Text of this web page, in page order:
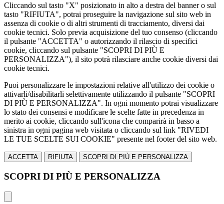
Cliccando sul tasto "X" posizionato in alto a destra del banner o sul
tasto "RIFIUTA", potrai proseguire la navigazione sul sito web in
assenza di cookie o di altri strumenti di tracciamento, diversi dai
cookie tecnici. Solo previa acquisizione del tuo consenso (cliccando
il pulsante "ACCETTA" o autorizzando il rilascio di specifici
cookie, cliccando sul pulsante "SCOPRI DI PIÙ E
PERSONALIZZA"), il sito potrà rilasciare anche cookie diversi dai
cookie tecnici.
Puoi personalizzare le impostazioni relative all'utilizzo dei cookie o
attivarli/disabilitarli selettivamente utilizzando il pulsante "SCOPRI
DI PIÙ E PERSONALIZZA". In ogni momento potrai visualizzare
lo stato dei consensi e modificare le scelte fatte in precedenza in
merito ai cookie, cliccando sull'icona che comparirà in basso a
sinistra in ogni pagina web visitata o cliccando sul link "RIVEDI
LE TUE SCELTE SUI COOKIE" presente nel footer del sito web.
ACCETTA RIFIUTA SCOPRI DI PIÙ E PERSONALIZZA
SCOPRI DI PIÙ E PERSONALIZZA